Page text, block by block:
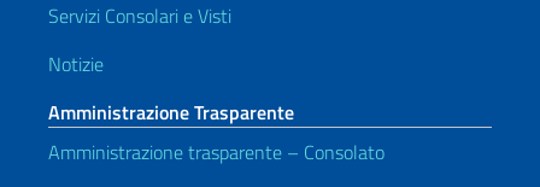
Servizi Consolari e Visti
Notizie
Amministrazione Trasparente
Amministrazione trasparente – Consolato